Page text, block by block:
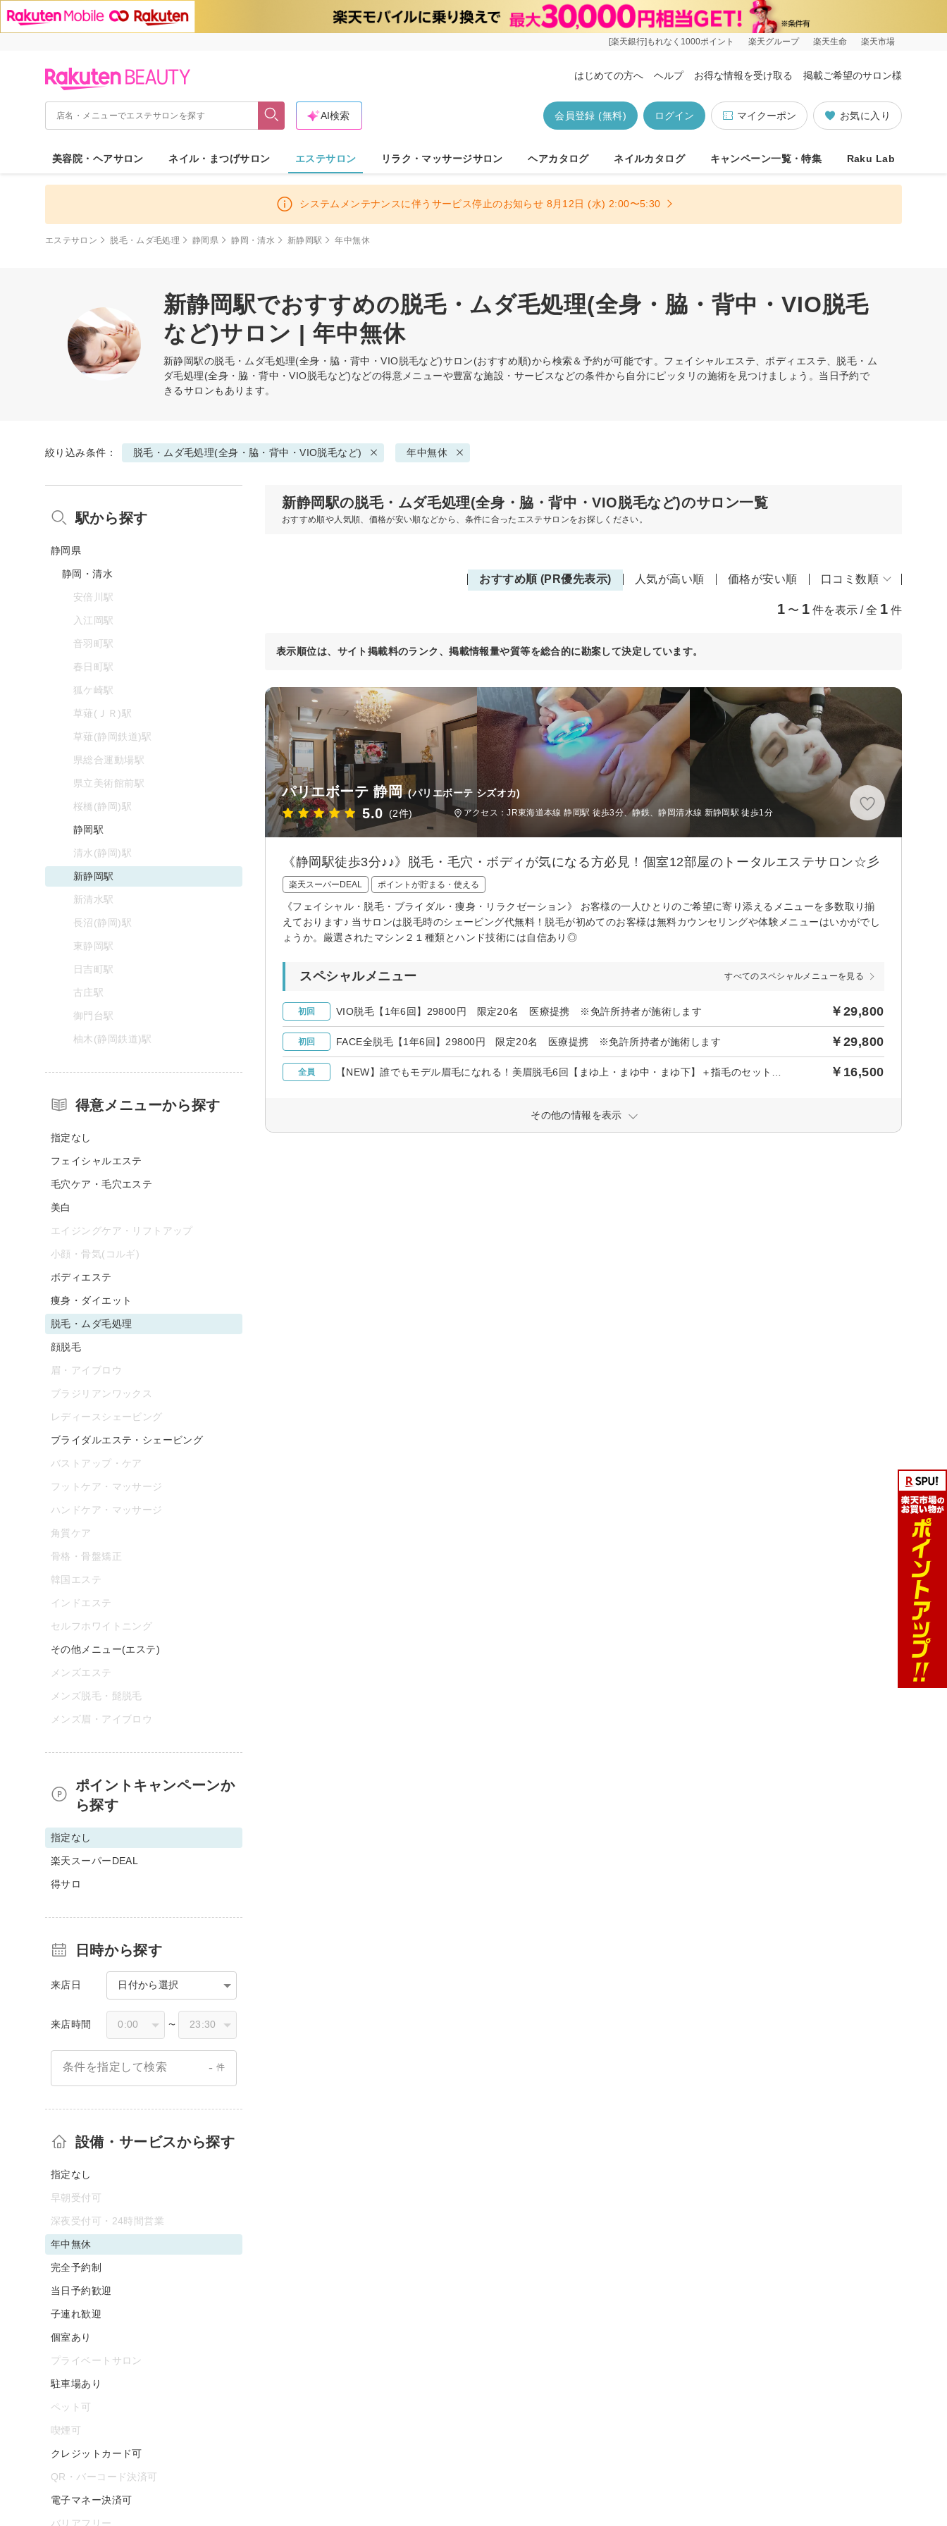
[楽天銀行]もれなく1000ポイント 楽天グループ 楽天生命 楽天市場
はじめての方へ ヘルプ お得な情報を受け取る 掲載ご希望のサロン様
お気に入り
マイクーポン
ログイン
会員登録 (無料)
AI検索
美容院・ヘアサロン ネイル・まつげサロン エステサロン リラク・マッサージサロン ヘアカタログ ネイルカタログ キャンペーン一覧・特集 Raku Lab
システムメンテナンスに伴うサービス停止のお知らせ 8月12日 (水) 2:00〜5:30
エステサロン 脱毛・ムダ毛処理 静岡県 静岡・清水 新静岡駅 年中無休
新静岡駅でおすすめの脱毛・ムダ毛処理(全身・脇・背中・VIO脱毛
など)サロン | 年中無休
新静岡駅の脱毛・ムダ毛処理(全身・脇・背中・VIO脱毛など)サロン(おすすめ順)から検索＆予約が可能です。フェイシャルエステ、ボディエステ、脱毛・ム
ダ毛処理(全身・脇・背中・VIO脱毛など)などの得意メニューや豊富な施設・サービスなどの条件から自分にピッタリの施術を見つけましょう。当日予約で
きるサロンもあります。
絞り込み条件： 脱毛・ムダ毛処理(全身・脇・背中・VIO脱毛など) 年中無休
新静岡駅の脱毛・ムダ毛処理(全身・脇・背中・VIO脱毛など)のサロン一覧
おすすめ順や人気順、価格が安い順などから、条件に合ったエステサロンをお探しください。
おすすめ順 (PR優先表示) 人気が高い順 価格が安い順 口コミ数順
1 〜 1 件を表示 / 全 1 件
表示順位は、サイト掲載料のランク、掲載情報量や質等を総合的に勘案して決定しています。
パリエボーテ 静岡 (パリエボーテ シズオカ)
5.0 (2件) アクセス：JR東海道本線 静岡駅 徒歩3分、静鉄、静岡清水線 新静岡駅 徒歩1分
《静岡駅徒歩3分♪♪》脱毛・毛穴・ボディが気になる方必見！個室12部屋のトータルエステサロン☆彡
楽天スーパーDEAL ポイントが貯まる・使える
《フェイシャル・脱毛・ブライダル・痩身・リラクゼーション》 お客様の一人ひとりのご希望に寄り添えるメニューを多数取り揃
えております♪ 当サロンは脱毛時のシェービング代無料！脱毛が初めてのお客様は無料カウンセリングや体験メニューはいかがでし
ょうか。厳選されたマシン２１種類とハンド技術には自信あり◎
スペシャルメニュー すべてのスペシャルメニューを見る
初回 VIO脱毛【1年6回】29800円 限定20名 医療提携 ※免許所持者が施術します ￥29,800
初回 FACE全脱毛【1年6回】29800円 限定20名 医療提携 ※免許所持者が施術します ￥29,800
全員 ￥16,500
その他の情報を表示
駅から探す
静岡県
静岡・清水
安倍川駅
入江岡駅
音羽町駅
春日町駅
狐ケ崎駅
草薙(ＪＲ)駅
草薙(静岡鉄道)駅
県総合運動場駅
県立美術館前駅
桜橋(静岡)駅
静岡駅
清水(静岡)駅
新静岡駅
新清水駅
長沼(静岡)駅
東静岡駅
日吉町駅
古庄駅
御門台駅
柚木(静岡鉄道)駅
得意メニューから探す
指定なし
フェイシャルエステ
毛穴ケア・毛穴エステ
美白
エイジングケア・リフトアップ
小顔・骨気(コルギ)
ボディエステ
痩身・ダイエット
脱毛・ムダ毛処理
顔脱毛
眉・アイブロウ
ブラジリアンワックス
レディースシェービング
ブライダルエステ・シェービング
バストアップ・ケア
フットケア・マッサージ
ハンドケア・マッサージ
角質ケア
骨格・骨盤矯正
韓国エステ
インドエステ
セルフホワイトニング
その他メニュー(エステ)
メンズエステ
メンズ脱毛・髭脱毛
メンズ眉・アイブロウ
ポイントキャンペーンか
ら探す
指定なし
楽天スーパーDEAL
得サロ
日時から探す
来店日 日付から選択
来店時間 〜
条件を指定して検索 - 件
設備・サービスから探す
指定なし
早朝受付可
深夜受付可・24時間営業
年中無休
完全予約制
当日予約歓迎
子連れ歓迎
個室あり
プライベートサロン
駐車場あり
ペット可
喫煙可
クレジットカード可
QR・バーコード決済可
電子マネー決済可
バリアフリー